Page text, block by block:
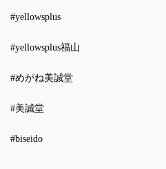
#yellowsplus
#yellowsplus福山
#めがね美誠堂
#美誠堂
#biseido